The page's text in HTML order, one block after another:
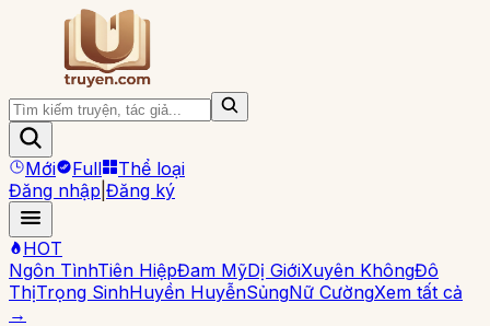
Mới Full
Thể loại
Đăng nhập Đăng ký
HOT
Ngôn TìnhTiên HiệpĐam MỹDị GiớiXuyên KhôngĐô
ThịTrọng SinhHuyền HuyễnSủngNữ CườngXem tất cả
→